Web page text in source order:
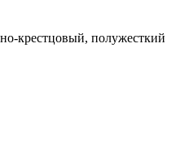
крестцовый, полужесткий